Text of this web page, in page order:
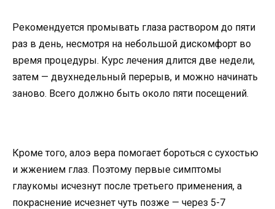
Рекомендуется промывать глаза раствором до пяти
раз в день, несмотря на небольшой дискомфорт во
время процедуры. Курс лечения длится две недели,
затем — двухнедельный перерыв, и можно начинать
заново. Всего должно быть около пяти посещений.
Кроме того, алоэ вера помогает бороться с сухостью
и жжением глаз. Поэтому первые симптомы
глаукомы исчезнут после третьего применения, а
покраснение исчезнет чуть позже — через 5-7